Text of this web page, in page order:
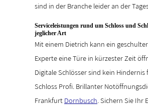
sind in der Branche leider an der
Serviceleistungen rund um Schloss und
jeglicher Art
Mit einem Dietrich kann ein
Experte eine Türe in kürzester Zeit
Digitale Schlösser sind kein Hindernis
Schloss Profi. Brillanter
Frankfurt Dornbusch . Sichern Sie Ihr